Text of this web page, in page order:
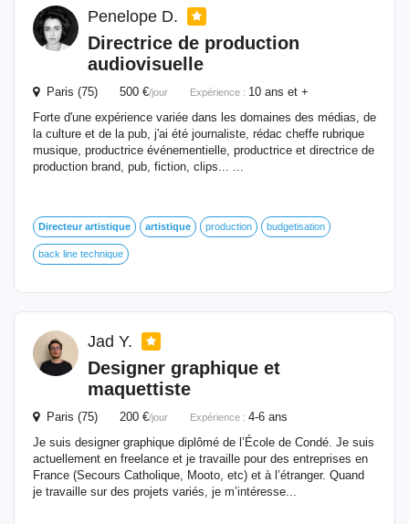
Penelope D.
Directrice de production
audiovisuelle
Paris (75) 500 €/jour Expérience : 10 ans et +
Forte d'une expérience variée dans les domaines des médias, de
la culture et de la pub, j'ai été journaliste, rédac cheffe rubrique
musique, productrice événementielle, productrice et directrice de
production brand, pub, fiction, clips... ...
Directeur artistique artistique production budgetisation
back line technique
Jad Y.
Designer graphique et
maquettiste
Paris (75) 200 €/jour Expérience : 4-6 ans
Je suis designer graphique diplômé de l’École de Condé. Je suis
actuellement en freelance et je travaille pour des entreprises en
France (Secours Catholique, Mooto, etc) et à l’étranger. Quand
je travaille sur des projets variés, je m’intéresse...